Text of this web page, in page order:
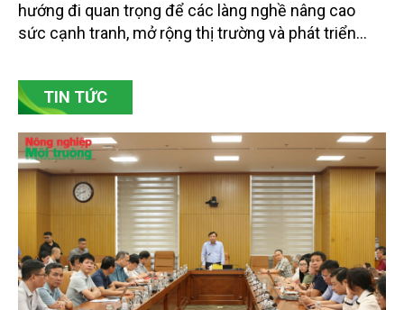
hướng đi quan trọng để các làng nghề nâng cao
sức cạnh tranh, mở rộng thị trường và phát triển
Bắc Ninh, nhiều nghệ nhân và cơ sở sản xuất đã
chủ động đổi mới tư duy, đầu tư công nghệ, xây
TIN TỨC